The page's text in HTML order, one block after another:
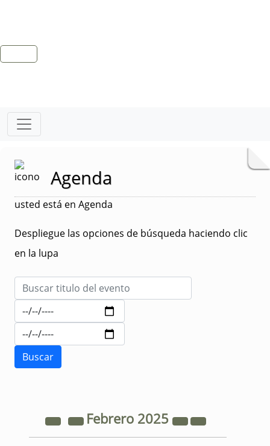
Agenda
usted está en Agenda
Despliegue las opciones de búsqueda haciendo clic
en la lupa
Febrero 2025